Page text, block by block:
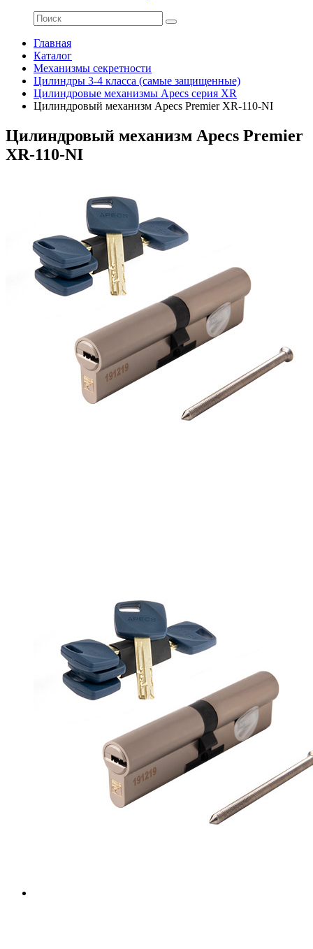
Главная
Каталог
Механизмы секретности
Цилиндры 3-4 класса (самые защищенные)
Цилиндровые механизмы Apecs серия XR
Цилиндровый механизм Apecs Premier XR-110-NI
Цилиндровый механизм Apecs Premier
XR-110-NI